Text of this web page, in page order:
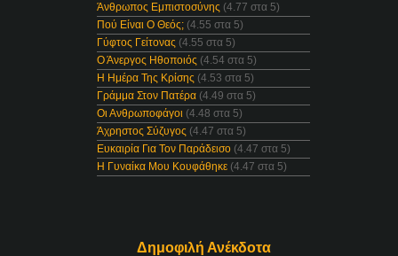
Άνθρωπος Εμπιστοσύνης (4.77 στα 5)
Πού Είναι Ο Θεός; (4.55 στα 5)
Γύφτος Γείτονας (4.55 στα 5)
Ο Άνεργος Ηθοποιός (4.54 στα 5)
Η Ημέρα Της Κρίσης (4.53 στα 5)
Γράμμα Στον Πατέρα (4.49 στα 5)
Οι Ανθρωποφάγοι (4.48 στα 5)
Άχρηστος Σύζυγος (4.47 στα 5)
Ευκαιρία Για Τον Παράδεισο (4.47 στα 5)
Η Γυναίκα Μου Κουφάθηκε (4.47 στα 5)
Δημοφιλή Ανέκδοτα